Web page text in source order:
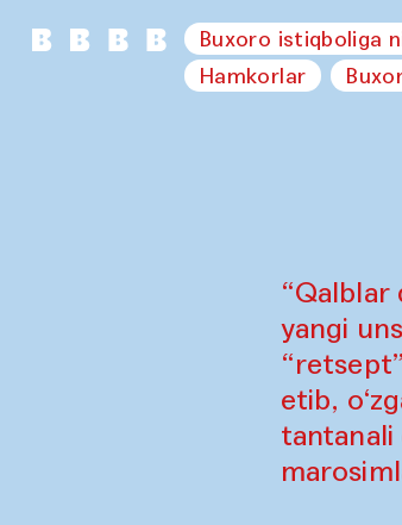
Buxoro istiqboliga
Hamkorlar
“Qalblar
yangi
etib,
tantanali